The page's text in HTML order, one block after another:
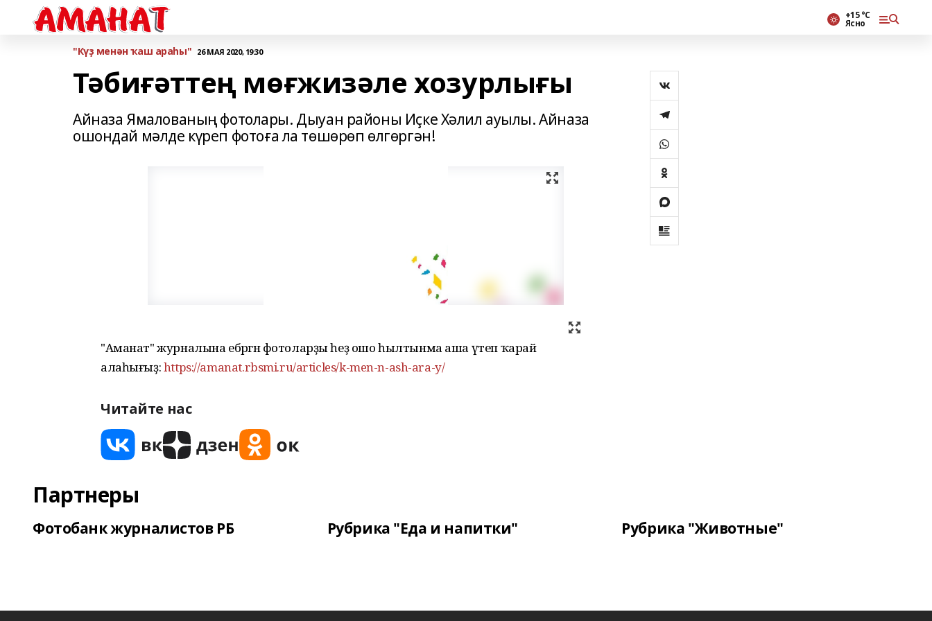
+15 °С
Ясно
"Күҙ менән ҡаш араһы" 26 МАЯ 2020, 19:30
Тәбиғәттең мөғжизәле хозурлығы
Айназа Ямалованың фотолары. Дыуан районы Иҫке Хәлил ауылы. Айназа
ошондай мәлде күреп фотоға ла төшөрөп өлгөргән!
"Аманат" журналына ебәргән фотоларҙы һеҙ ошо һылтынма аша үтеп ҡарай
алаһығыҙ:https://amanat.rbsmi.ru/articles/k-men-n-ash-ara-y/
Читайте нас
Партнеры
Фотобанк журналистов РБ Рубрика "Еда и напитки" Рубрика "Животные"